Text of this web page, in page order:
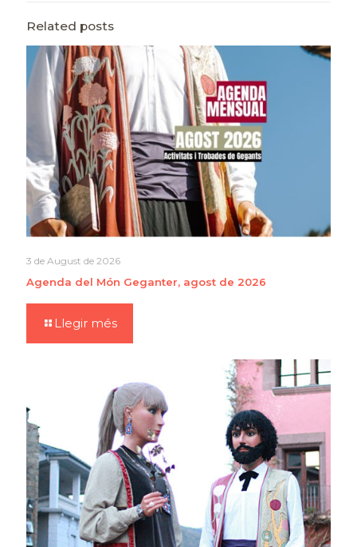
Related posts
3 de August de 2026
Agenda del Món Geganter, agost de 2026
Llegir més